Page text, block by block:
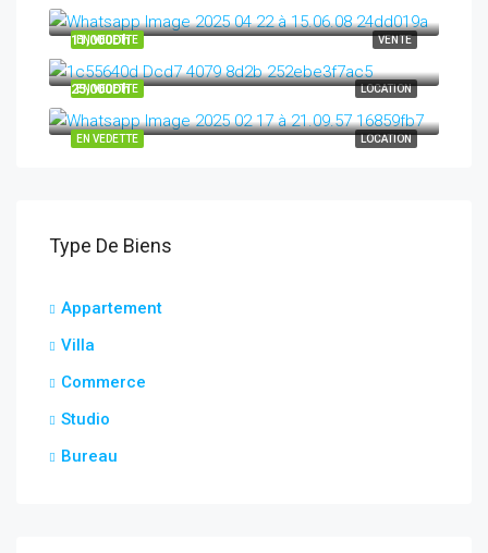
VENTE
EN VEDETTE
LOCATION
EN VEDETTE
11,000Dh
LOCATION
EN VEDETTE
25,000Dh
Type De Biens
Appartement
Villa
Commerce
Studio
Bureau